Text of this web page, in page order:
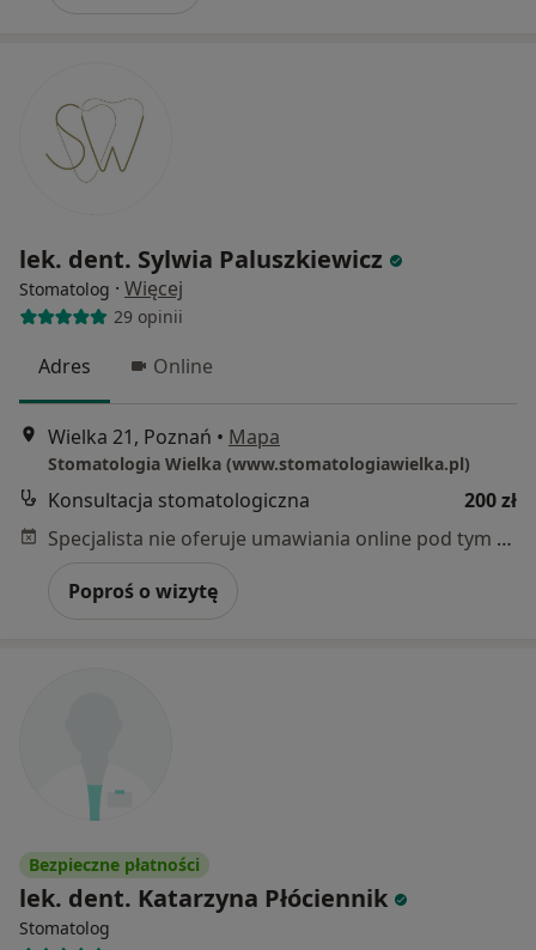
lek. dent. Sylwia Paluszkiewicz
Stomatolog · Więcej
29 opinii
Adres Online
Wielka 21, Poznań • Mapa
Stomatologia Wielka (www.stomatologiawielka.pl)
Konsultacja stomatologiczna
200 zł
Specjalista nie oferuje umawiania online pod tym adresem.
Poproś o wizytę
Bezpieczne płatności
lek. dent. Katarzyna Płóciennik
Stomatolog